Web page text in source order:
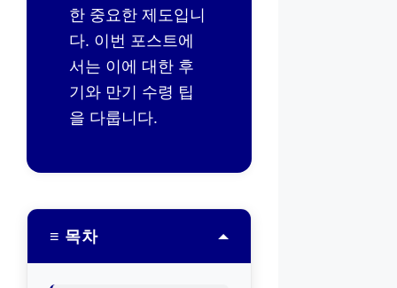
한 중요한 제도입니
다. 이번 포스트에
서는 이에 대한 후
기와 만기 수령 팁
을 다룹니다.
≡ 목차